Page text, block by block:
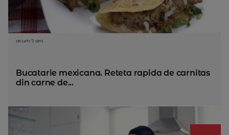
acum 7 ani
Bucatarie mexicana. Reteta rapida de carnitas
din carne de...